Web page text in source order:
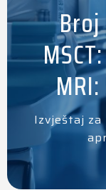
Izvještaj za